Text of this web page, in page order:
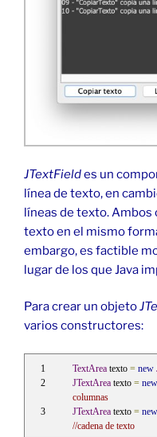
JTextFieldes un
línea de texto, en
líneas de texto.
texto en el mismo
embargo, es factible
lugar de los que Java
Para crear un objeto
varios constructores:
TextArea texto = new
JTextArea texto = new
columnas
JTextArea texto = new
//cadena de texto